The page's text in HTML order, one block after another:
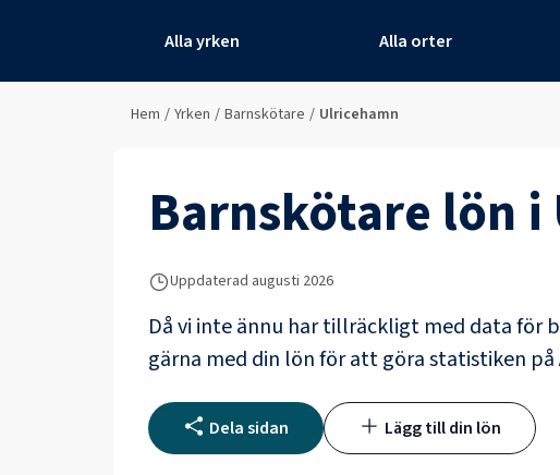
Alla yrken Alla orter
Hem / Yrken / Barnskötare / Ulricehamn
Barnskötare lön i
Uppdaterad augusti 2026
Då vi inte ännu har tillräckligt med data för
gärna med din lön för att göra statistiken
Dela sidan Lägg till din lön